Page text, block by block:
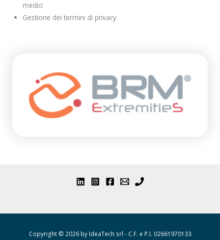
medici
Gestione dei termini di privacy
Copyright © 2026 by IdeaTech srl - C.F. e P.I. 02661970133